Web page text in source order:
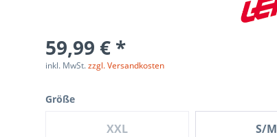
59,99 € *
inkl. MwSt.zzgl. Versandkosten
Größe
XXL S/M